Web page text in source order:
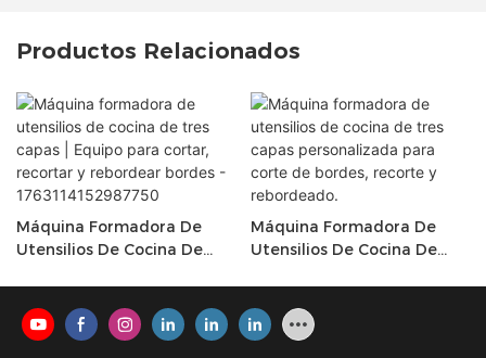
Productos Relacionados
Máquina Formadora De
Utensilios De Cocina De
Rebordear Bordes -
1763114152987750
Máquina Formadora De
Utensilios De Cocina De
Recorte Y Rebordeado.